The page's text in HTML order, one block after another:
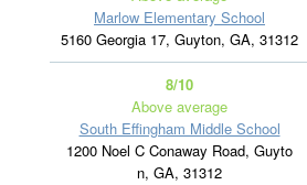
Marlow Elementary School
5160 Georgia 17, Guyton, GA, 31312
8/10
Above average
South Effingham Middle School
1200 Noel C Conaway Road, Guyto
n, GA, 31312